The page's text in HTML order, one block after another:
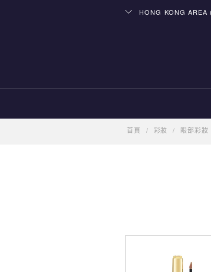
HONG KONG AREA
首頁 / 彩妝 / 眼部彩妝